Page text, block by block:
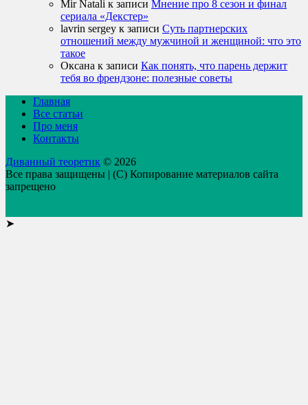
Mir Natali к записи Мнение про 8 сезон и финал
сериала «Декстер»
lavrin sergey к записи Суть партнерских
отношений между мужчиной и женщиной: что это
такое
Оксана к записи Как понять, что парень держит
тебя во френдзоне: полезные советы
Главная
Все статьи
Про меня
Контакты
Диванный теоретик © 2026
Все права защищены | (C) Копирование материалов сайта
запрещено
➤